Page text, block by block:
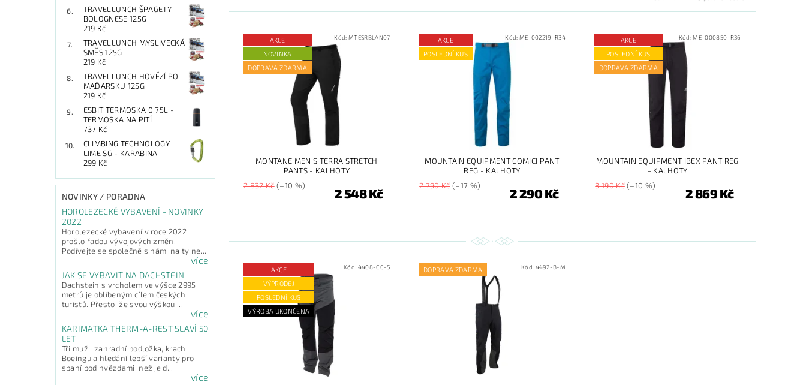
TRAVELLUNCH ŠPAGETY
BOLOGNESE 125G
219 Kč
TRAVELLUNCH MYSLIVECKÁ
SMĚS 125G
219 Kč
TRAVELLUNCH HOVĚZÍ PO
MAĎARSKU 125G
219 Kč
ESBIT TERMOSKA 0,75L -
TERMOSKA NA PITÍ
737 Kč
CLIMBING TECHNOLOGY
LIME SG - KARABINA
299 Kč
NOVINKY / PORADNA
HOROLEZECKÉ VYBAVENÍ - NOVINKY
2022
Horolezecké vybavení v roce 2022
prošlo řadou vývojových změn.
Podívejte se společně s námi na ty ne...
více
JAK SE VYBAVIT NA DACHSTEIN
Dachstein s vrcholem ve výšce 2995
metrů je oblíbeným cílem českých
turistů. Přesto, že svou výškou ...
více
KARIMATKA THERM-A-REST SLAVÍ 50
LET
Tři muži, zahradní podložka, krach
Boeingu a hledání lepší varianty pro
spaní pod hvězdami, než je d...
více
AKCE
NOVINKA
DOPRAVA ZDARMA
Kód: MTESRBLAN07
MONTANE MEN'S TERRA STRETCH
PANTS - KALHOTY
2 832 Kč(–10 %)
2 548 Kč
AKCE
POSLEDNÍ KUS
Kód: ME-002219-R34
MOUNTAIN EQUIPMENT COMICI PANT
REG - KALHOTY
2 790 Kč(–17 %)
2 290 Kč
AKCE
POSLEDNÍ KUS
DOPRAVA ZDARMA
Kód:ME-000850-R36
MOUNTAIN EQUIPMENT IBEX PANT REG
- KALHOTY
3 190 Kč(–10 %)
2 869 Kč
AKCE
VÝPRODEJ
POSLEDNÍ KUS
VÝROBA UKONČENA
Kód: 4408-CC-S DOPRAVA ZDARMA Kód: 4492-B-M